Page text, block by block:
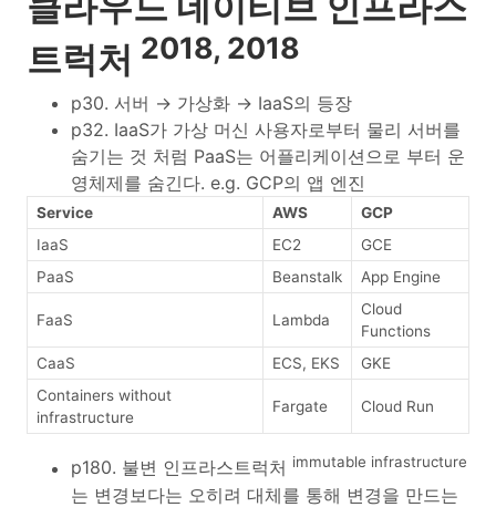
트럭처 2018, 2018
p30. 서버 → 가상화 → IaaS의 등장
p32. IaaS가 가상 머신 사용자로부터 물리 서버를
숨기는 것 처럼 PaaS는 어플리케이션으로 부터 운
영체제를 숨긴다. e.g. GCP의 앱 엔진
Service AWS
GCP
IaaS
EC2
GCE
PaaS
Beanstalk App Engine
FaaS Lambda
Cloud
Functions
CaaS
ECS, EKS
GKE
Containers without
infrastructure
Fargate Cloud Run
p180. 불변 인프라스트럭처 immutable infrastructure
는 변경보다는 오히려 대체를 통해 변경을 만드는